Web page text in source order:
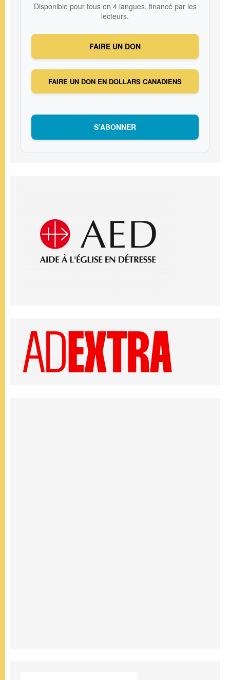
Disponible pour tous en 4 langues, financé par les
lecteurs.
FAIRE UN DON
FAIRE UN DON EN DOLLARS CANADIENS
S’ABONNER